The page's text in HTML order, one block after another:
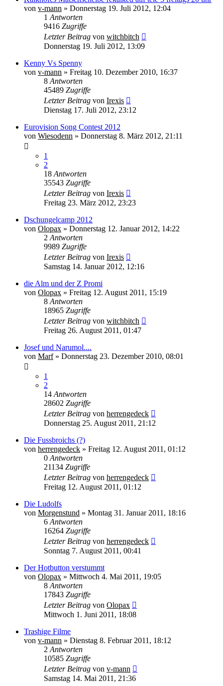
von v-mann » Donnerstag 19. Juli 2012, 12:04
1 Antworten
9416 Zugriffe
Letzter Beitrag von witchbitch
Donnerstag 19. Juli 2012, 13:09
Kenny Vs Spenny
von v-mann » Freitag 10. Dezember 2010, 16:37
8 Antworten
45489 Zugriffe
Letzter Beitrag von Irexis
Dienstag 17. Juli 2012, 23:12
Eurovision Song Contest 2012
von Wiesodenn » Donnerstag 8. März 2012, 21:11
1
2
18 Antworten
35543 Zugriffe
Letzter Beitrag von Irexis
Freitag 23. März 2012, 23:23
Dschungelcamp 2012
von Olopax » Donnerstag 12. Januar 2012, 14:22
2 Antworten
9989 Zugriffe
Letzter Beitrag von Irexis
Samstag 14. Januar 2012, 12:16
die Alm und der Z Promi
von Olopax » Freitag 12. August 2011, 15:19
8 Antworten
18965 Zugriffe
Letzter Beitrag von witchbitch
Freitag 26. August 2011, 01:47
Josef und Narumol....
von Marf» Donnerstag 23. Dezember 2010, 08:01
1
2
14 Antworten
28602 Zugriffe
Letzter Beitrag von herrengedeck
Donnerstag 25. August 2011, 21:12
Die Fussbroichs (?)
von herrengedeck » Freitag 12. August 2011, 01:12
0 Antworten
21134 Zugriffe
Letzter Beitrag von herrengedeck
Freitag 12. August 2011, 01:12
Die Ludolfs
von Morgenstund » Montag 31. Januar 2011, 18:16
6 Antworten
16264 Zugriffe
Letzter Beitrag von herrengedeck
Sonntag 7. August 2011, 00:41
Der Hotbutton verstummt
von Olopax » Mittwoch 4. Mai 2011, 19:05
8 Antworten
17843 Zugriffe
Letzter Beitrag von Olopax
Mittwoch 1. Juni 2011, 18:08
Trashige Filme
von v-mann » Dienstag 8. Februar 2011, 18:12
2 Antworten
10585 Zugriffe
Letzter Beitrag von v-mann
Samstag 14. Mai 2011, 21:36